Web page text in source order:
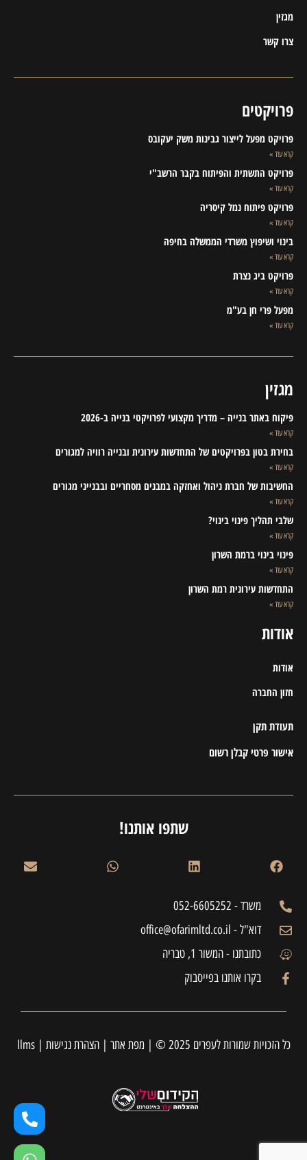
מגזין
צרו קשר
פרויקטים
פרויקט מפעל לייצור גבינות משק יעקובס
קרא עוד »
פרויקט התשתית והפיתוח בקבר הרשב"י
קרא עוד »
פרויקט פיתוח נמל קיסריה
קרא עוד »
בינוי ושיפוץ משרדי הממשלה בחיפה
קרא עוד »
פרויקט ביג נצרת
קרא עוד »
מפעל פרי חן בע"מ
קרא עוד »
מגזין
פיקוח באתר בנייה – מדריך מקצועי לפרויקטי בנייה ב-2026
קרא עוד »
בחירת בטון בפרויקטים של התחדשות עירונית ובנייה רוויה למגורים
קרא עוד »
החשיבות של חברת ניהול ואחזקה במבנים מסחריים ובבנייני מגורים
קרא עוד »
שלבי תהליך פינוי בינוי?
קרא עוד »
פינוי בינוי ברמת השרון
קרא עוד »
התחדשות עירונית רמת השרון
קרא עוד »
אודות
אודות
חזון החברה
תעודת תקן
אישור פרטי קבלן רשום
שתפו אותנו!
משרד - 052-6605252
דוא"ל - office@ofarimltd.co.il
כתובתנו - המשור 1, טבריה
בקרו אותנו בפייסבוק
כל הזכויות שמורות לעפרים 2025 © | מפת אתר |הצהרת נגישות |
llms